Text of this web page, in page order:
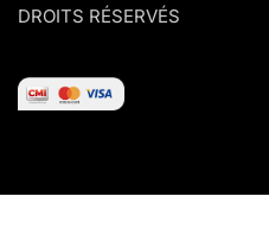
DROITS RÉSERVÉS